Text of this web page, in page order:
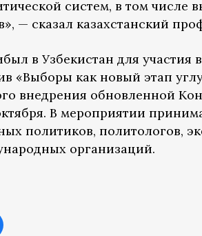
систем, в том числе
— сказал казахстанский
в Узбекистан для участия
«Выборы как новый этап
внедрения обновленной
В мероприятии
политиков, политологов,
организаций.